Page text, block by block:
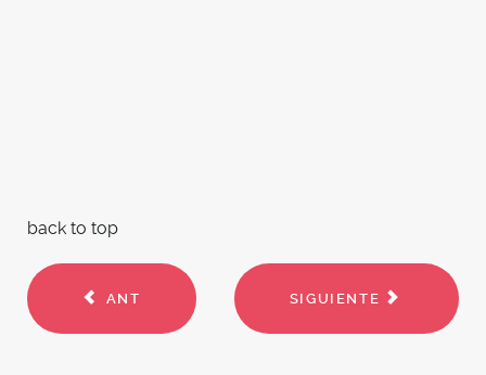
back to top
ANT SIGUIENTE